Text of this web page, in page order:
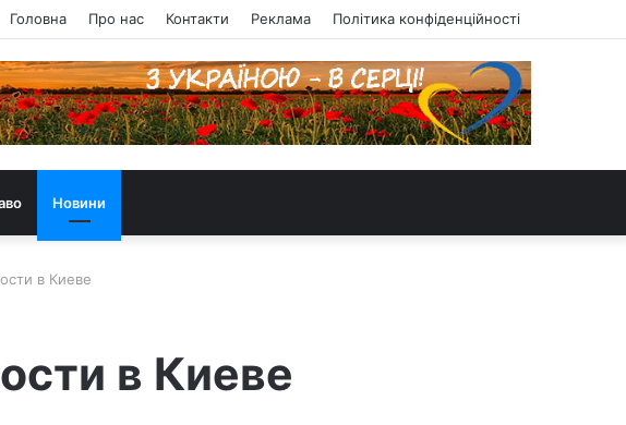
Головна Про нас Контакти Реклама Політика конфіденційності
Новини
в Киеве
в Киеве